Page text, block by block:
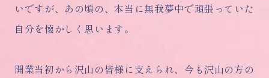
いですが、あの頃の、本当に無我夢中で頑張っていた
自分を懐かしく思います。
開業当初から沢山の皆様に支えられ、今も沢山の方の